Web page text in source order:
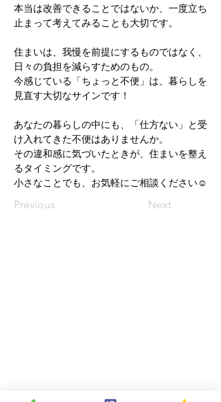
本当は改善できることではないか、一度立ち
止まって考えてみることも大切です。
住まいは、我慢を前提にするものではなく、
日々の負担を減らすためのもの。
今感じている「ちょっと不便」は、暮らしを
見直す大切なサインです！
あなたの暮らしの中にも、「仕方ない」と受
け入れてきた不便はありませんか。
その違和感に気づいたときが、住まいを整え
るタイミングです。
小さなことでも、お気軽にご相談ください☺️
Previous Next